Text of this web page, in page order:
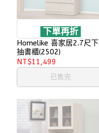
下單再折
Homelike 喜家居2.7尺下
抽書櫃(2502)
NT$11,499
已售完